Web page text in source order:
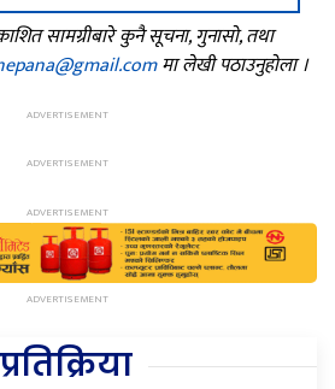
सामग्रीबारे कुनै सूचना, गुनासो, तथा
मा लेखी पठाउनुहोला ।
प्रतिक्रिया